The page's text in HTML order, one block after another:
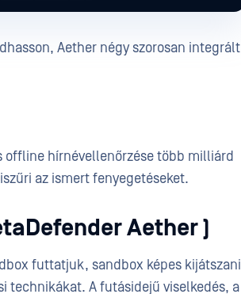
Aether négy szorosan integrált
offline hírnévellenőrzése több milliárd
az ismert fenyegetéseket.
Aether )
futtatjuk, sandbox képes kijátszani
technikákat. A futásidejű viselkedés, a